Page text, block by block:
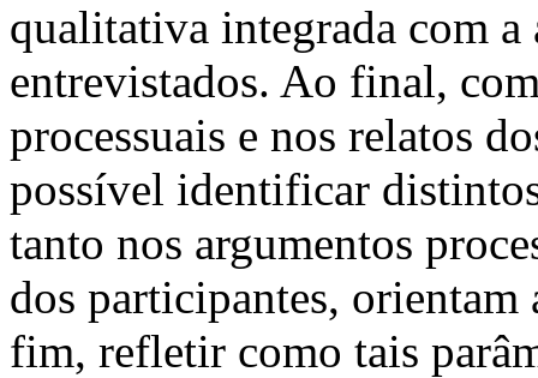
qualitativa integrada com a
entrevistados. Ao final,
processuais e nos relatos
possível identificar
tanto nos argumentos
dos participantes, orientam
fim, refletir como tais